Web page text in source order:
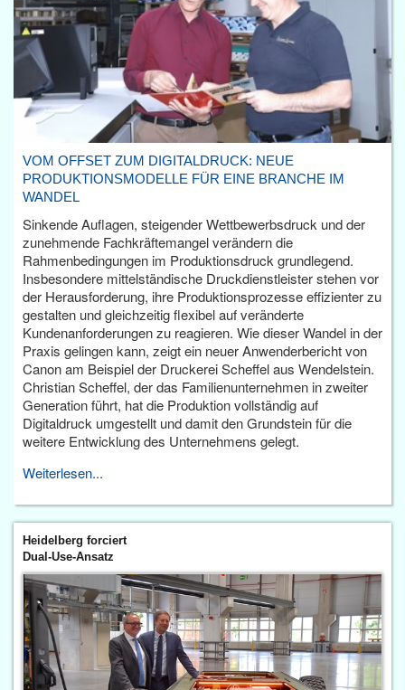
VOM OFFSET ZUM DIGITALDRUCK: NEUE
PRODUKTIONSMODELLE FÜR EINE BRANCHE IM
WANDEL
Sinkende Auflagen, steigender Wettbewerbsdruck und der
zunehmende Fachkräftemangel verändern die
Rahmenbedingungen im Produktionsdruck grundlegend.
Insbesondere mittelständische Druckdienstleister stehen vor
der Herausforderung, ihre Produktionsprozesse effizienter zu
gestalten und gleichzeitig flexibel auf veränderte
Kundenanforderungen zu reagieren. Wie dieser Wandel in der
Praxis gelingen kann, zeigt ein neuer Anwenderbericht von
Canon am Beispiel der Druckerei Scheffel aus Wendelstein.
Christian Scheffel, der das Familienunternehmen in zweiter
Generation führt, hat die Produktion vollständig auf
Digitaldruck umgestellt und damit den Grundstein für die
weitere Entwicklung des Unternehmens gelegt.
Weiterlesen...
Heidelberg forciert
Dual-Use-Ansatz